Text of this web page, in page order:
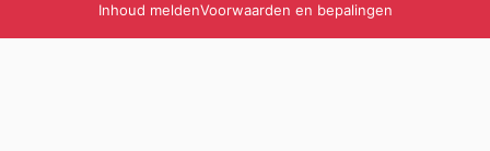
Inhoud meldenVoorwaarden en bepalingen